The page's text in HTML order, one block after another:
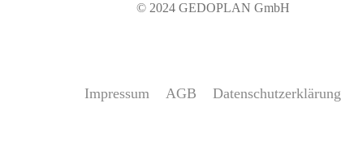
© 2024 GEDOPLAN GmbH
Impressum AGB Datenschutzerklärung